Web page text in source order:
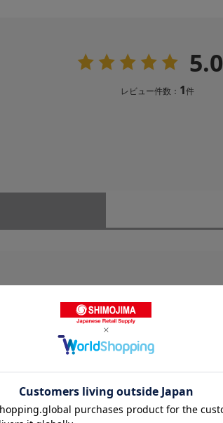
5.0
レビュー件数： 1件